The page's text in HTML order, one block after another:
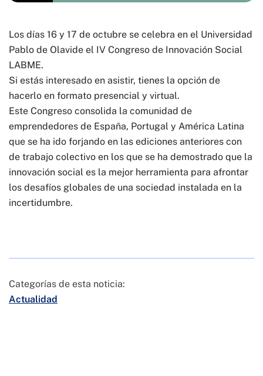
Los días 16 y 17 de octubre se celebra en el Universidad
Pablo de Olavide el IV Congreso de Innovación Social
LABME.
Si estás interesado en asistir, tienes la opción de
hacerlo en formato presencial y virtual.
Este Congreso consolida la comunidad de
emprendedores de España, Portugal y América Latina
que se ha ido forjando en las ediciones anteriores con
de trabajo colectivo en los que se ha demostrado que la
innovación social es la mejor herramienta para afrontar
los desafíos globales de una sociedad instalada en la
incertidumbre.
Categorías de esta noticia:
Actualidad